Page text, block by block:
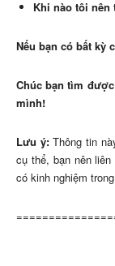
Khi nào tôi
Nếu bạn có bất kỳ
Chúc bạn tìm
mình!
Lưu ý:Thông tin
cụ thể, bạn nên
có kinh nghiệm